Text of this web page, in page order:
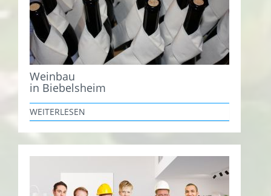
Weinbau
in Biebelsheim
WEITERLESEN